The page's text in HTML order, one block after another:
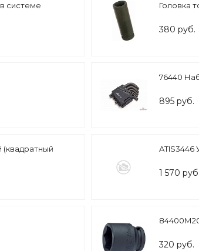
системе
Головка
380 руб.
76440
895 руб.
(квадратный
ATIS3446
1 570 руб.
320 руб.